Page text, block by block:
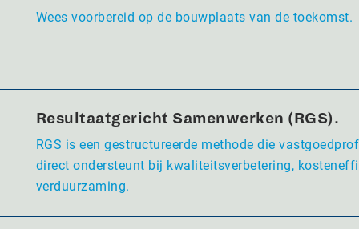
Wees voorbereid op de bouwplaats van de toekomst.
Resultaatgericht Samenwerken (RGS).
RGS is een gestructureerde methode die
direct ondersteunt bij kwaliteitsverbetering,
verduurzaming.